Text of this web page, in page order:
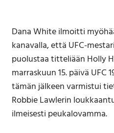
Dana White ilmoitti
kanavalla, että UFC-
puolustaa titteliään Holly
marraskuun 15. päivä UFC
tämän jälkeen varmistui
Robbie Lawlerin
ilmeisesti peukalovamma.